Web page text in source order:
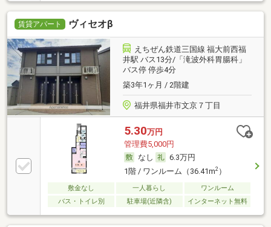
賃貸アパート ヴィセオβ
えちぜん鉄道三国線 福大前西福
井駅 バス13分/「滝波外科胃腸科」
バス停 停歩4分
築3年1ヶ月 / 2階建
福井県福井市文京７丁目
5.30万円
管理費5,000円
なし
6.3万円
1階 / ワンルーム（36.41m2）
敷金なし 一人暮らし
ワンルーム
バス・トイレ別
駐車場(近隣含) インターネット無料